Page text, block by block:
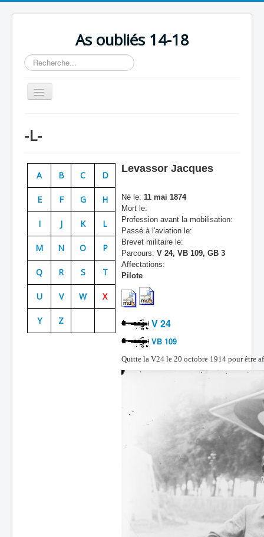
As oubliés 14-18
Rechercher
Basculer
la
Chronologie
Escadrilles
Organisation
Avions
Personnels
Doctrines
Batailles
Les As
Cahiers des As
-L-
A B C D
E F G H
I J K L
M N O P
Q R S T
U V W X
Y Z
Levassor Jacques
Né le: 11 mai 1874
Mort le:
Profession avant la mobilisation:
Passé à l'aviation le:
Brevet militaire le:
Parcours: V 24, VB 109, GB 3
Affectations:
Pilote
V 24
VB 109
Quitte la V24 le 20 octobre 1914 pour être